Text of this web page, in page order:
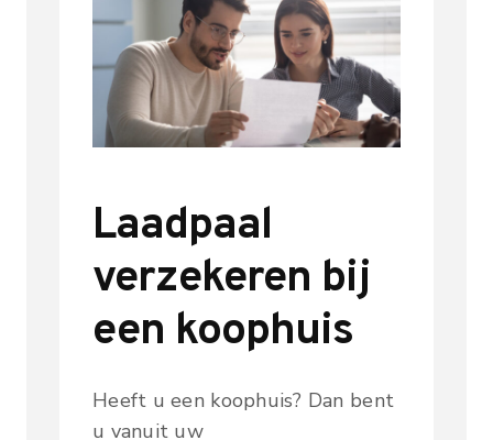
Laadpaal
verzekeren bij
een koophuis
Heeft u een koophuis? Dan bent
u vanuit uw